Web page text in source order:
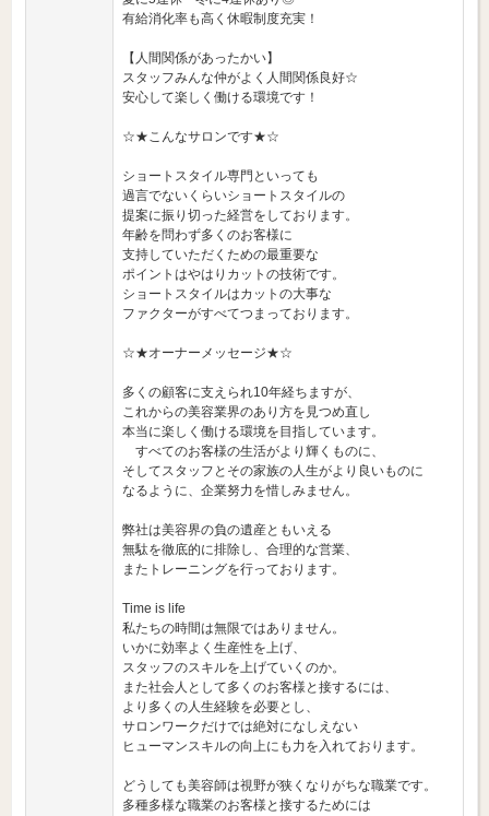
有給消化率も高く休暇制度充実！
【人間関係があったかい】
スタッフみんな仲がよく人間関係良好☆
安心して楽しく働ける環境です！
☆★こんなサロンです★☆
ショートスタイル専門といっても
過言でないくらいショートスタイルの
提案に振り切った経営をしております。
年齢を問わず多くのお客様に
支持していただくための最重要な
ポイントはやはりカットの技術です。
ショートスタイルはカットの大事な
ファクターがすべてつまっております。
☆★オーナーメッセージ★☆
多くの顧客に支えられ10年経ちますが、
これからの美容業界のあり方を見つめ直し
本当に楽しく働ける環境を目指しています。
すべてのお客様の生活がより輝くものに、
そしてスタッフとその家族の人生がより良いものに
なるように、企業努力を惜しみません。
弊社は美容界の負の遺産ともいえる
無駄を徹底的に排除し、合理的な営業、
またトレーニングを行っております。
Time is life
私たちの時間は無限ではありません。
いかに効率よく生産性を上げ、
スタッフのスキルを上げていくのか。
また社会人として多くのお客様と接するには、
より多くの人生経験を必要とし、
サロンワークだけでは絶対になしえない
ヒューマンスキルの向上にも力を入れております。
どうしても美容師は視野が狭くなりがちな職業です。
多種多様な職業のお客様と接するためには